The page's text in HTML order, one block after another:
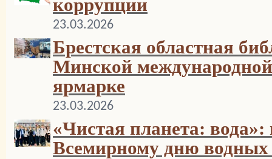
коррупции
23.03.2026
Брестская областная
Минской
ярмарке
23.03.2026
«Чистая планета:
Всемирному дню водных